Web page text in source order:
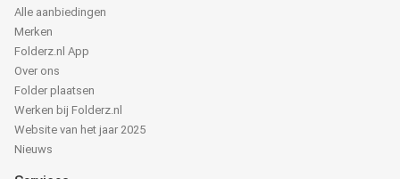
Alle aanbiedingen
Merken
Folderz.nl App
Over ons
Folder plaatsen
Werken bij Folderz.nl
Website van het jaar 2025
Nieuws